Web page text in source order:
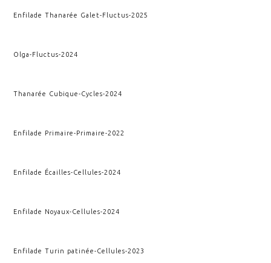
Enfilade Thanarée Galet-Fluctus-2025
Olga-Fluctus-2024
Thanarée Cubique-Cycles-2024
Enfilade Primaire-Primaire-2022
Enfilade Écailles-Cellules-2024
Enfilade Noyaux-Cellules-2024
Enfilade Turin patinée-Cellules-2023